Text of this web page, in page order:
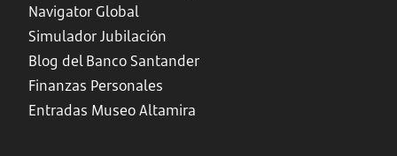
Navigator Global
Simulador Jubilación
Blog del Banco Santander
Finanzas Personales
Entradas Museo Altamira